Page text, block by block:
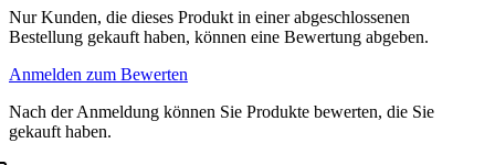
Nur Kunden, die dieses Produkt in einer abgeschlossenen
Bestellung gekauft haben, können eine Bewertung abgeben.
Anmelden zum Bewerten
Nach der Anmeldung können Sie Produkte bewerten, die Sie
gekauft haben.